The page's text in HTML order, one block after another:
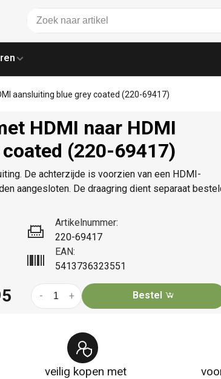
aansluiting blue grey coated (220-69417)
HDMI naar HDMI
(220-69417)
De achterzijde is voorzien van een HDMI-
aangesloten. De draagring dient separaat
Artikelnummer:
220-69417
EAN:
5413736323551
+
- Bestel
veilig kopen met